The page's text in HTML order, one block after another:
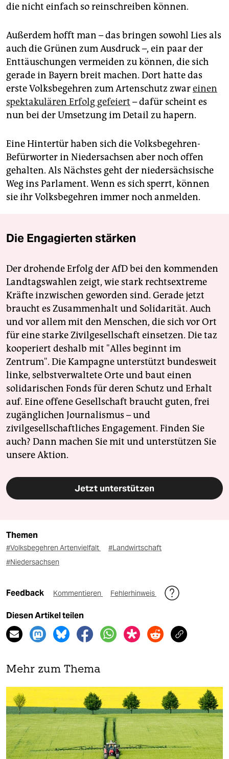
die nicht einfach so reinschreiben können.
Außerdem hofft man – das bringen sowohl Lies als
auch die Grünen zum Ausdruck –, ein paar der
Enttäuschungen vermeiden zu können, die sich
gerade in Bayern breit machen. Dort hatte das
erste Volksbegehren zum Artenschutz zwareinen
spektakulären Erfolg gefeiert – dafür scheint es
nun bei der Umsetzung im Detail zu hapern.
Eine Hintertür haben sich die Volksbegehren-
Befürworter in Niedersachsen aber noch offen
gehalten. Als Nächstes geht der niedersächsische
Weg ins Parlament. Wenn es sich sperrt, können
sie ihr Volksbegehren immer noch anmelden.
Die Engagierten stärken
Der drohende Erfolg der AfD bei den kommenden
Landtagswahlen zeigt, wie stark rechtsextreme
Kräfte inzwischen geworden sind. Gerade jetzt
braucht es Zusammenhalt und Solidarität. Auch
und vor allem mit den Menschen, die sich vor Ort
für eine starke Zivilgesellschaft einsetzen. Die taz
kooperiert deshalb mit "Alles beginnt im
Zentrum". Die Kampagne unterstützt bundesweit
linke, selbstverwaltete Orte und baut einen
solidarischen Fonds für deren Schutz und Erhalt
auf. Eine offene Gesellschaft braucht guten, frei
zugänglichen Journalismus – und
zivilgesellschaftliches Engagement. Finden Sie
auch? Dann machen Sie mit und unterstützen Sie
unsere Aktion.
Jetzt unterstützen
Themen
#Volksbegehren Artenvielfalt
#Landwirtschaft
#Niedersachsen
Feedback Kommentieren Fehlerhinweis
Diesen Artikel teilen
Mehr zum Thema